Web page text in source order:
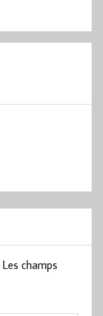
Les champs